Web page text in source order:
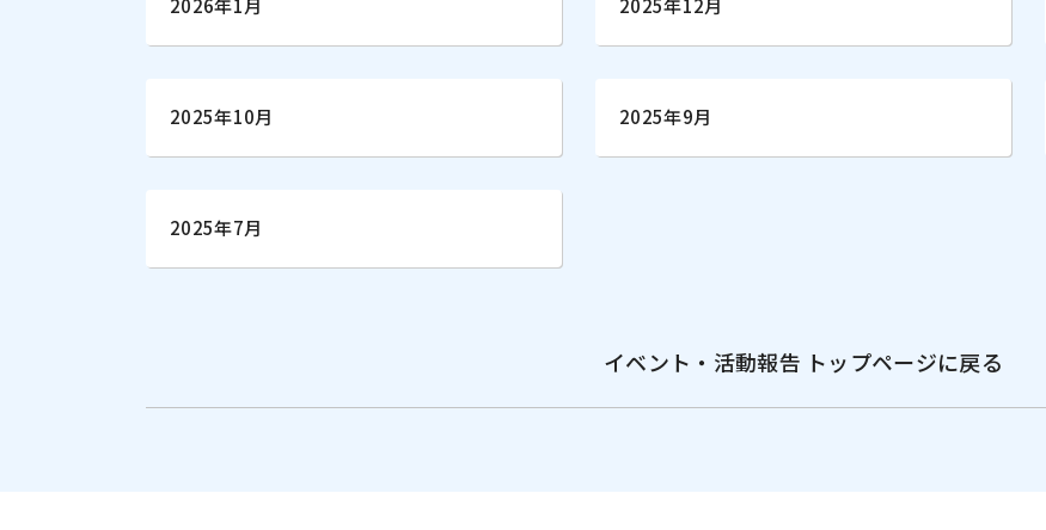
2026年1月 2025年12月
2025年10月 2025年9月
2025年7月
イベント・活動報告 トップページに戻る